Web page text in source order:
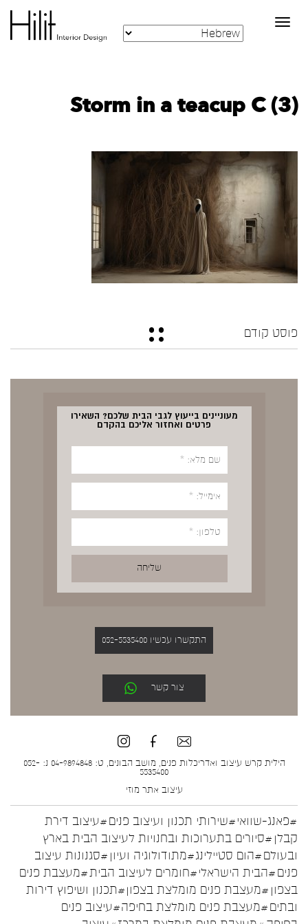
Toggle
navigation
Storm in a teacup C (3)
פוסט קודם
מעוניינים בייעוץ לגבי הבית שלכם? השאירו
פרטים ואחזור אליכם בהקדם
התקשרו עכשיו 052-5535400
צור קשר
הילית קרש עיצוב ואדריכלות פנים, מושב הבונים, ט: 04-9894848 נ: 052-
5535400
עיצוב אתר מוזי
#פאנג-שוואי#שירותי תכנון ועיצוב פנים#עיצוב דירת
קבלן #סיורים בתערוכות ובחנויות לעיצוב הבית בארץ
ובעולם#הום סטיילינג#מתודולוגיה ועיון #סגנונות עיצוב
פנים#הבית הישראלי#חומרים לעיצוב הבית#מעצבת פנים
בצפון #מעצבת פנים מומלצת בצפון#תכנון ושיפוץ דירות
ובתים#מעצבת פנים מומלצת בחיפה#עיצוב פנים